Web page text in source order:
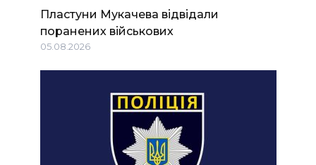
Пластуни Мукачева відвідали
поранених військових
05.08.2026